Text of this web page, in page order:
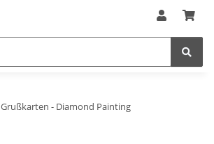
Grußkarten - Diamond Painting